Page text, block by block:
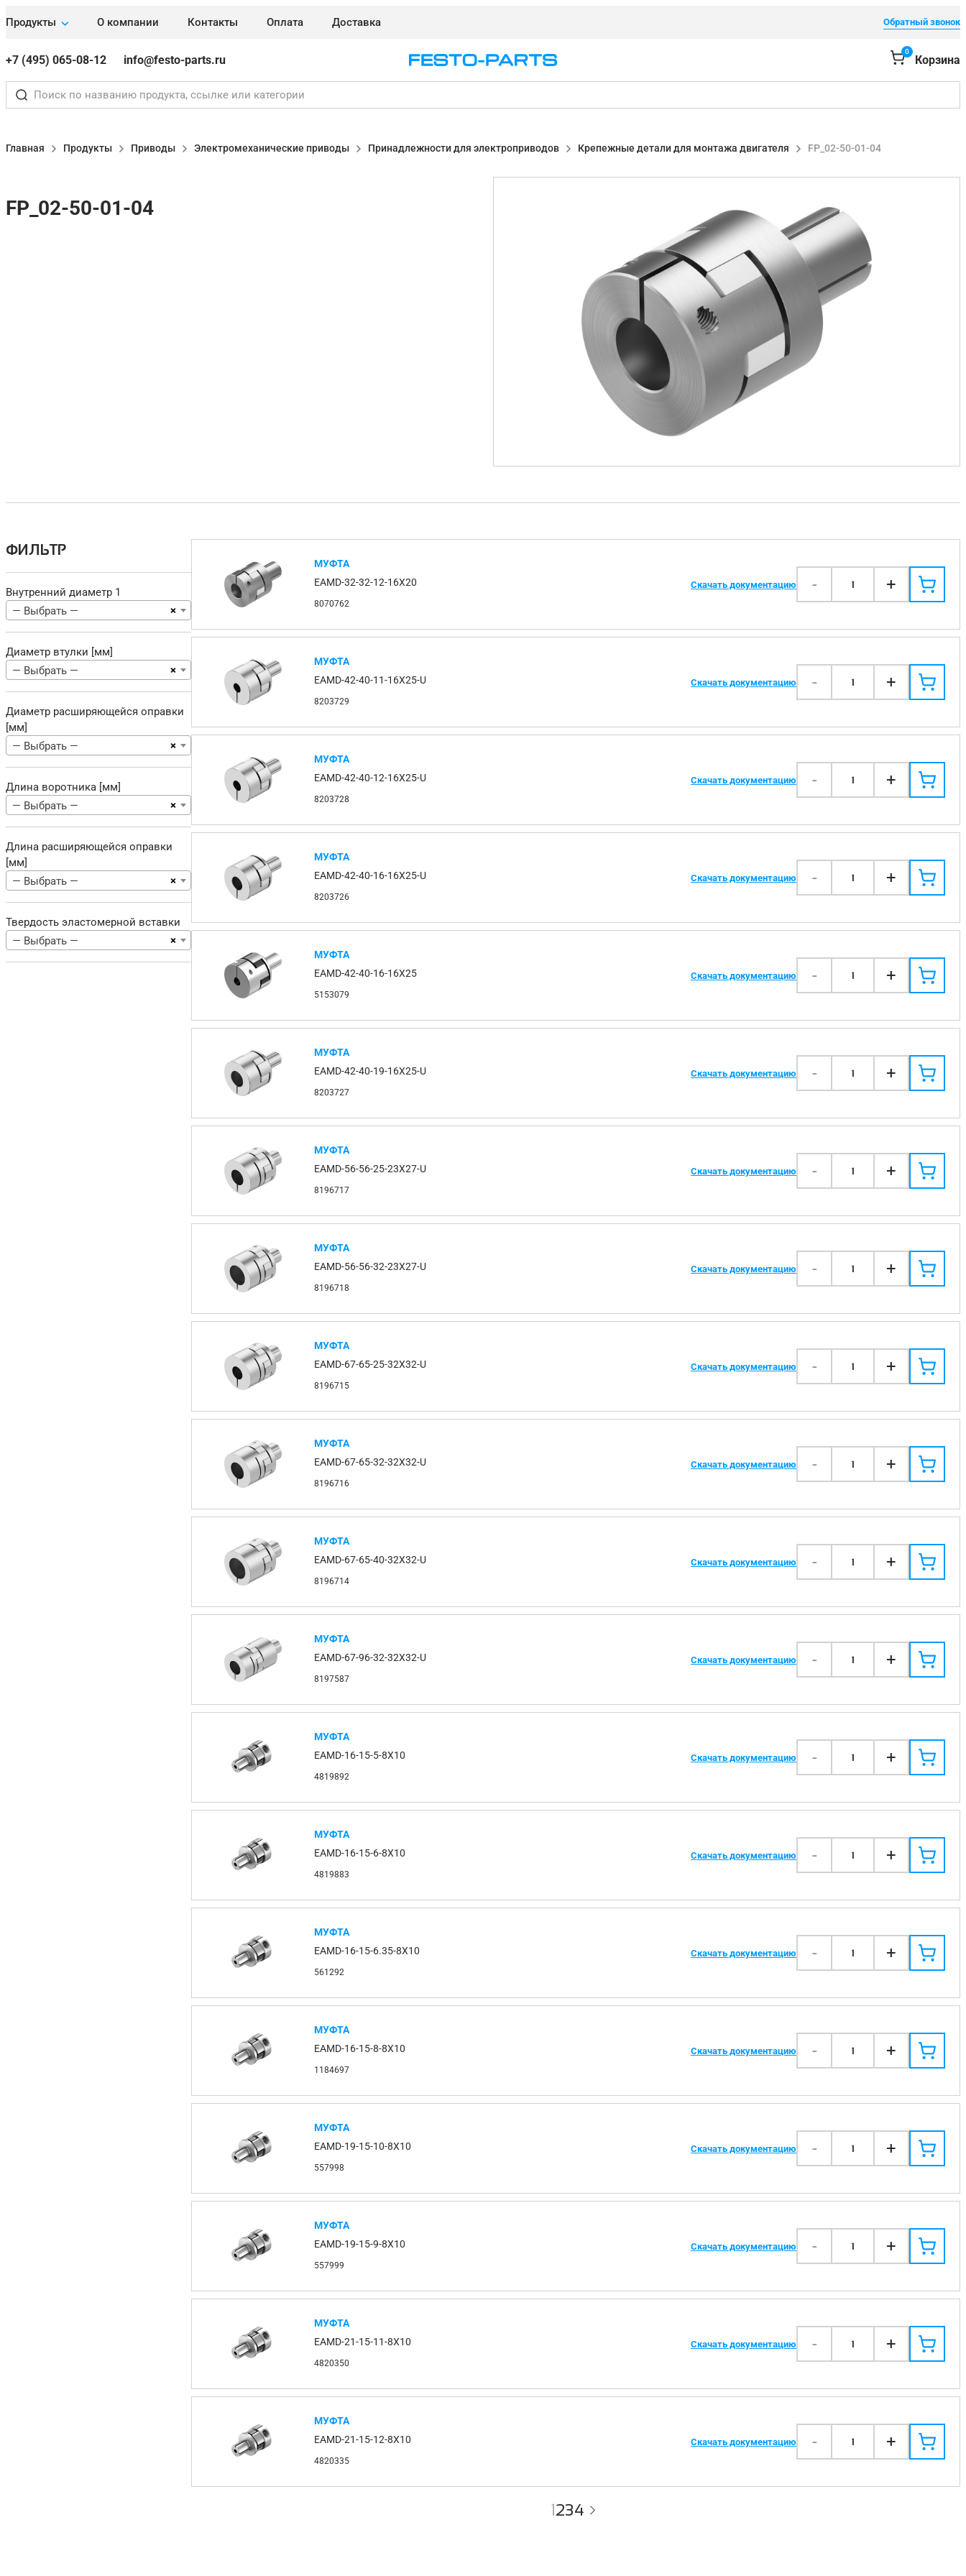
Продукты О компании Контакты Оплата Доставка Обратный звонок
+7 (495) 065-08-12 info@festo-parts.ru
0
Корзина
Главная Продукты Приводы Электромеханические приводы Принадлежности для электроприводов Крепежные детали для монтажа двигателя FP_02-50-01-04
FP_02-50-01-04
ФИЛЬТР
Внутренний диаметр 1
×
— Выбрать —
Диаметр втулки [мм]
×
— Выбрать —
Диаметр расширяющейся оправки
[мм]
×
— Выбрать —
Длина воротника [мм]
×
— Выбрать —
Длина расширяющейся оправки
[мм]
×
— Выбрать —
Твердость эластомерной вставки
×
— Выбрать —
МУФТА
EAMD-32-32-12-16X20
8070762
Скачать документацию - 1 +
МУФТА
EAMD-42-40-11-16X25-U
8203729
Скачать документацию - 1 +
МУФТА
EAMD-42-40-12-16X25-U
8203728
Скачать документацию - 1 +
МУФТА
EAMD-42-40-16-16X25-U
8203726
Скачать документацию - 1 +
МУФТА
EAMD-42-40-16-16X25
5153079
Скачать документацию - 1 +
МУФТА
EAMD-42-40-19-16X25-U
8203727
Скачать документацию - 1 +
МУФТА
EAMD-56-56-25-23X27-U
8196717
Скачать документацию - 1 +
МУФТА
EAMD-56-56-32-23X27-U
8196718
Скачать документацию - 1 +
МУФТА
EAMD-67-65-25-32X32-U
8196715
Скачать документацию - 1 +
МУФТА
EAMD-67-65-32-32X32-U
8196716
Скачать документацию - 1 +
МУФТА
EAMD-67-65-40-32X32-U
8196714
Скачать документацию - 1 +
МУФТА
EAMD-67-96-32-32X32-U
8197587
Скачать документацию - 1 +
МУФТА
EAMD-16-15-5-8X10
4819892
Скачать документацию - 1 +
МУФТА
EAMD-16-15-6-8X10
4819883
Скачать документацию - 1 +
МУФТА
EAMD-16-15-6.35-8X10
561292
Скачать документацию - 1 +
МУФТА
EAMD-16-15-8-8X10
1184697
Скачать документацию - 1 +
МУФТА
EAMD-19-15-10-8X10
557998
Скачать документацию - 1 +
МУФТА
EAMD-19-15-9-8X10
557999
Скачать документацию - 1 +
МУФТА
EAMD-21-15-11-8X10
4820350
Скачать документацию - 1 +
МУФТА
EAMD-21-15-12-8X10
4820335
Скачать документацию - 1 +
1234